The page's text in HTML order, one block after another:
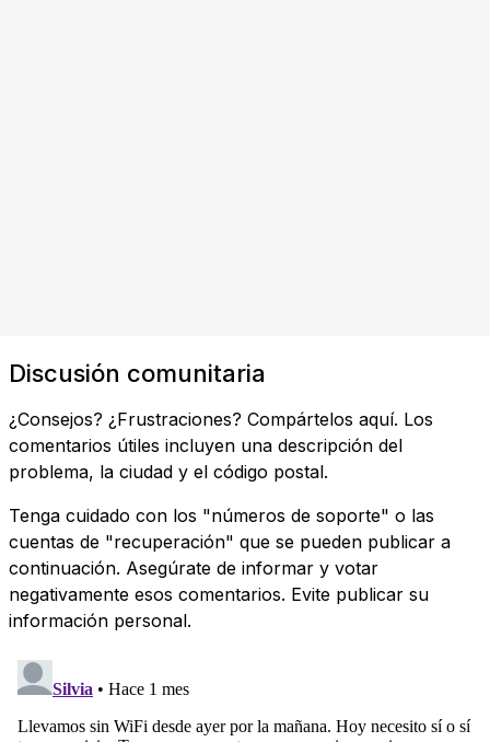
Discusión comunitaria
¿Consejos? ¿Frustraciones? Compártelos aquí. Los
comentarios útiles incluyen una descripción del
problema, la ciudad y el código postal.
Tenga cuidado con los "números de soporte" o las
cuentas de "recuperación" que se pueden publicar a
continuación. Asegúrate de informar y votar
negativamente esos comentarios. Evite publicar su
información personal.